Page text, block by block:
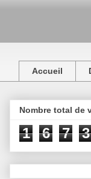
Accueil
Nombre total de
1 6 7 3